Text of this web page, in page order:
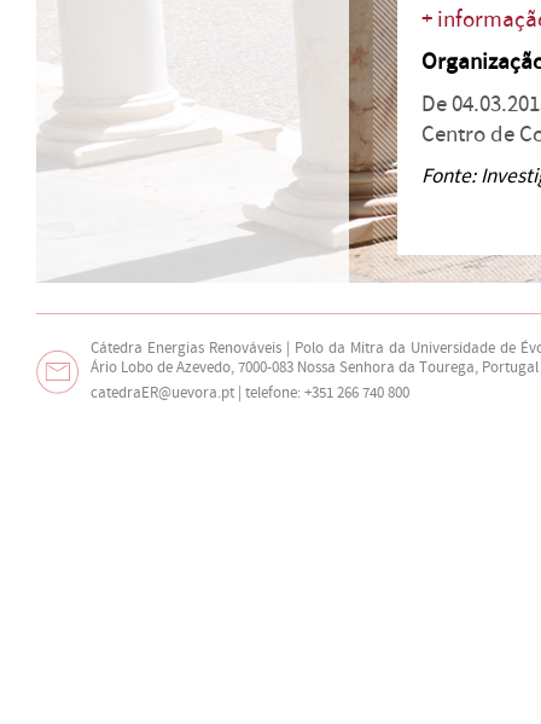
+
De
Centro de
Fonte:
Cátedra Energias Renováveis | Polo da Mitra da Universidade de
Ário Lobo de Azevedo, 7000-083 Nossa Senhora da Tourega, Portugal
catedraER@uevora.pt | telefone: +351 266 740 800